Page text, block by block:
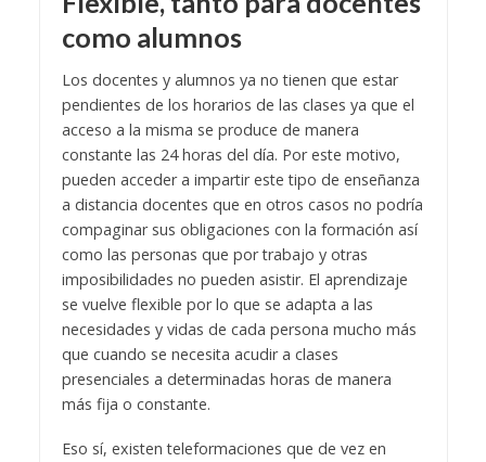
como alumnos
Los docentes y alumnos ya no tienen que estar
pendientes de los horarios de las clases ya que el
acceso a la misma se produce de manera
constante las 24 horas del día. Por este motivo,
pueden acceder a impartir este tipo de enseñanza
a distancia docentes que en otros casos no podría
compaginar sus obligaciones con la formación así
como las personas que por trabajo y otras
imposibilidades no pueden asistir. El aprendizaje
se vuelve flexible por lo que se adapta a las
necesidades y vidas de cada persona mucho más
que cuando se necesita acudir a clases
presenciales a determinadas horas de manera
más fija o constante.
Eso sí, existen teleformaciones que de vez en